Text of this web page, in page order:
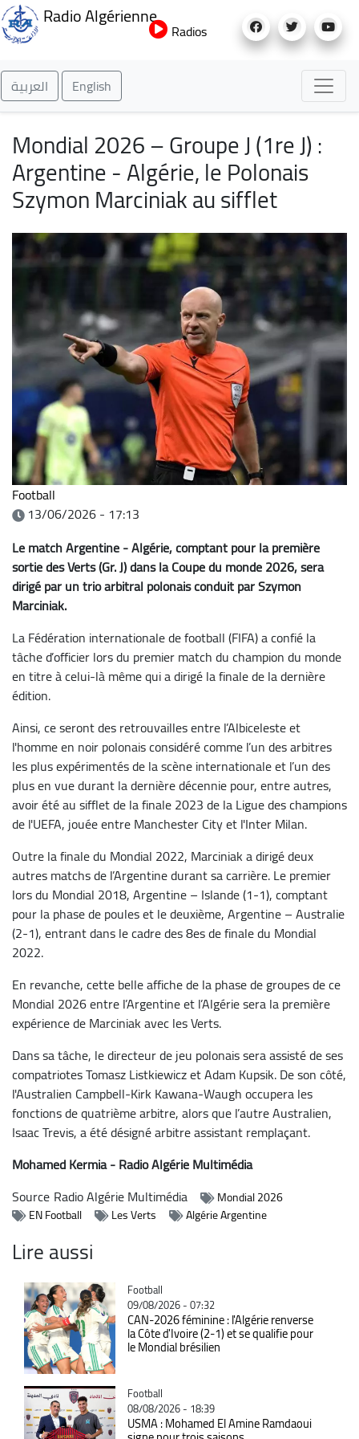
au
Radio Algérienne
Radios
العربية English
Mondial 2026 – Groupe J (1re J) :
Argentine - Algérie, le Polonais
Szymon Marciniak au sifflet
Football
13/06/2026 - 17:13
Le match Argentine - Algérie, comptant pour la première
sortie des Verts (Gr. J) dans la Coupe du monde 2026, sera
dirigé par un trio arbitral polonais conduit par Szymon
Marciniak.
La Fédération internationale de football (FIFA) a confié la
tâche d’officier lors du premier match du champion du monde
en titre à celui-là même qui a dirigé la finale de la dernière
édition.
Ainsi, ce seront des retrouvailles entre l’Albiceleste et
l'homme en noir polonais considéré comme l’un des arbitres
les plus expérimentés de la scène internationale et l’un des
plus en vue durant la dernière décennie pour, entre autres,
avoir été au sifflet de la finale 2023 de la Ligue des champions
de l'UEFA, jouée entre Manchester City et l'Inter Milan.
Outre la finale du Mondial 2022, Marciniak a dirigé deux
autres matchs de l’Argentine durant sa carrière. Le premier
lors du Mondial 2018, Argentine – Islande (1-1), comptant
pour la phase de poules et le deuxième, Argentine – Australie
(2-1), entrant dans le cadre des 8es de finale du Mondial
2022.
En revanche, cette belle affiche de la phase de groupes de ce
Mondial 2026 entre l’Argentine et l’Algérie sera la première
expérience de Marciniak avec les Verts.
Dans sa tâche, le directeur de jeu polonais sera assisté de ses
compatriotes Tomasz Listkiewicz et Adam Kupsik. De son côté,
l'Australien Campbell-Kirk Kawana-Waugh occupera les
fonctions de quatrième arbitre, alors que l’autre Australien,
Isaac Trevis, a été désigné arbitre assistant remplaçant.
Mohamed Kermia - Radio Algérie Multimédia
Source Radio Algérie Multimédia
Mondial 2026
EN Football
Les Verts Algérie Argentine
Lire aussi
Catégorie
Football
09/08/2026 - 07:32
CAN-2026 féminine : l'Algérie renverse
la Côte d'Ivoire (2-1) et se qualifie pour
le Mondial brésilien
Catégorie
Football
08/08/2026 - 18:39
USMA : Mohamed El Amine Ramdaoui